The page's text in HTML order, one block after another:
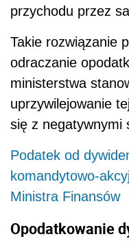
przychodu przez
Takie rozwiązanie
odraczanie
ministerstwa
uprzywilejowanie
się z negatywnymi
Podatek od
komandytowo-
Ministra Finansów
Opodatkowanie